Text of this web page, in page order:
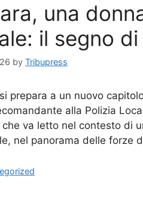
una
il segno
by Tribupress
prepara a un nuovo
alla Polizia
che va letto nel contesto di
nel panorama delle forze